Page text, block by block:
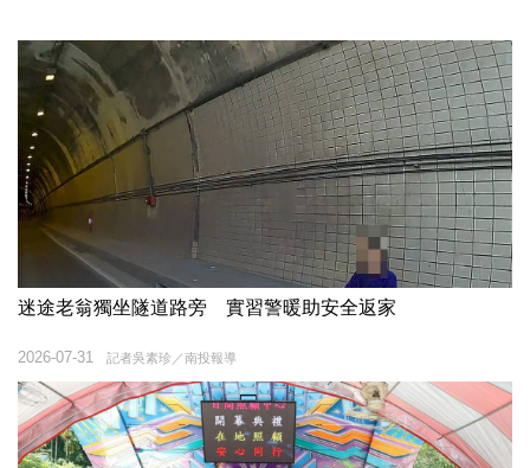
迷途老翁獨坐隧道路旁 實習警暖助安全返家
記者吳素珍／南投報導
2026-07-31